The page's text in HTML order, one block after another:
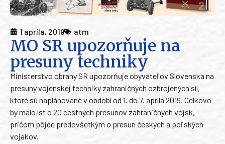
1 apríla, 2019 atm
MO SR upozorňuje na
presuny techniky
Ministerstvo obrany SR upozorňuje obyvateľov Slovenska na
presuny vojenskej techniky zahraničných ozbrojených síl,
ktoré sú naplánované v období od 1. do 7. apríla 2019. Celkovo
by malo ísť o 20 cestných presunov zahraničných vojsk,
pričom pôjde predovšetkým o presun českých a poľských
vojakov.